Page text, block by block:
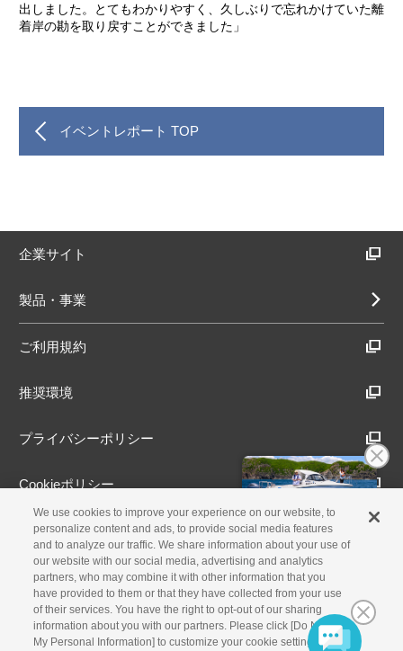
出しました。とてもわかりやすく、久しぶりで忘れかけていた離
着岸の勘を取り戻すことができました」
イベントレポート TOP
企業サイト
製品・事業
ご利用規約
推奨環境
プライバシーポリシー
Cookieポリシー
アクセシビリティ方針
古物営業法に基づく表示
製品・事業のお問合せ
We use cookies to improve your experience on our website, to
personalize content and ads, to provide social media features
and to analyze our traffic. We share information about your use of
our website with our social media, advertising and analytics
partners, who may combine it with other information that you
have provided to them or that they have collected from your use
of their services. You have the right to opt-out of our sharing
information about you with our partners. Please click [Do Not Sell
My Personal Information] to customize your cookie settings on